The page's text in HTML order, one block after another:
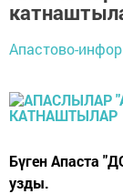
Апастово-
Бүген Апаста
узды.